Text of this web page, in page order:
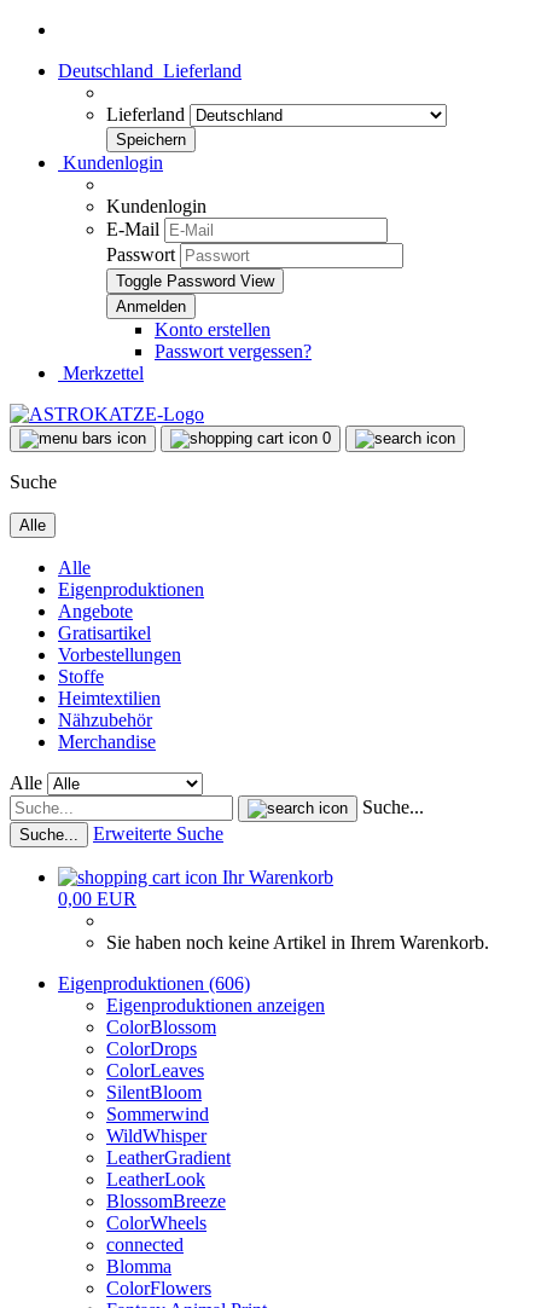
Deutschland Lieferland
Lieferland
Kundenlogin
Kundenlogin
E-Mail
Passwort
Toggle Password View
Konto erstellen
Passwort vergessen?
Merkzettel
0
Suche
Alle
Alle
Eigenproduktionen
Angebote
Gratisartikel
Vorbestellungen
Stoffe
Heimtextilien
Nähzubehör
Merchandise
Alle
Suche...
Suche... Erweiterte Suche
Ihr Warenkorb
0,00 EUR
Sie haben noch keine Artikel in Ihrem Warenkorb.
Eigenproduktionen (606)
Eigenproduktionen anzeigen
ColorBlossom
ColorDrops
ColorLeaves
SilentBloom
Sommerwind
WildWhisper
LeatherGradient
LeatherLook
BlossomBreeze
ColorWheels
connected
Blomma
ColorFlowers